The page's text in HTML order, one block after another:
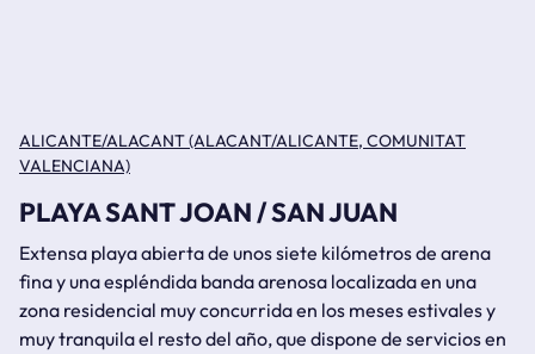
ALICANTE/ALACANT (ALACANT/ALICANTE, COMUNITAT
VALENCIANA)
PLAYA SANT JOAN / SAN JUAN
Extensa playa abierta de unos siete kilómetros de arena
fina y una espléndida banda arenosa localizada en una
zona residencial muy concurrida en los meses estivales y
muy tranquila el resto del año, que dispone de servicios en